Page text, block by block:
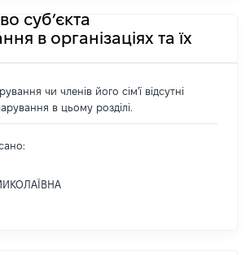
суб’єкта
в організаціях та їх
чи членів його сім'ї відсутні
в цьому розділі.